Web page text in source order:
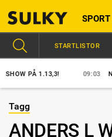
SPORT
PÅ 1.13,3! 09:03 NY
STARTLISTOR
Tagg
ANDERS L